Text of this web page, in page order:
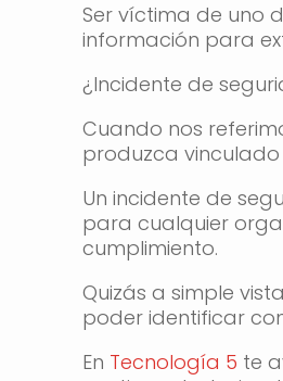
Ser víctima de uno
información para
¿Incidente de
Cuando nos
produzca
Un incidente de
para cualquier
cumplimiento.
Quizás a simple
poder identificar
En Tecnología 5 te